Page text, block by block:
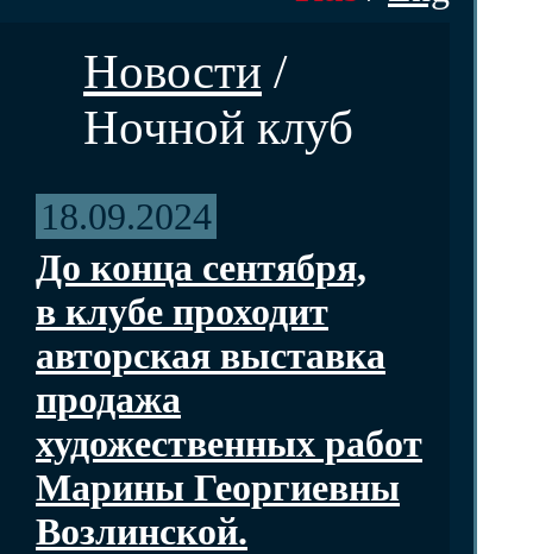
Новости /
Ночной клуб
18.09.2024
До конца сентября,
в клубе проходит
авторская выставка
продажа
художественных работ
Марины Георгиевны
Возлинской.